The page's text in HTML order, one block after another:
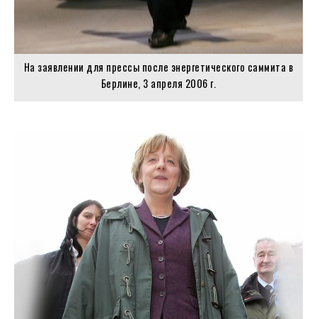
На заявлении для прессы после энергетического саммита в
Берлине, 3 апреля 2006 г.